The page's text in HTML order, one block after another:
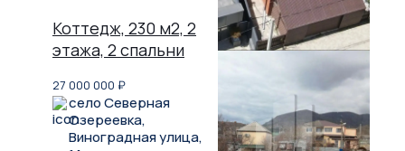
Коттедж, 230 м2, 2
этажа, 2 спальни
27 000 000 ₽
село Северная
Озереевка,
Виноградная улица,